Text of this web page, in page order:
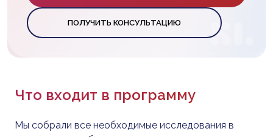
ПОЛУЧИТЬ КОНСУЛЬТАЦИЮ
Что входит в программу
Мы собрали все необходимые исследования в